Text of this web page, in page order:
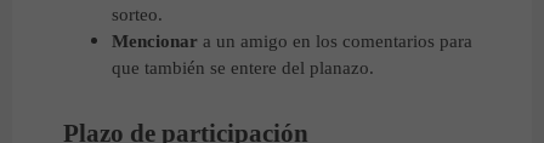
sorteo.
Mencionar a un amigo en los comentarios para
que también se entere del planazo.
Plazo de participación